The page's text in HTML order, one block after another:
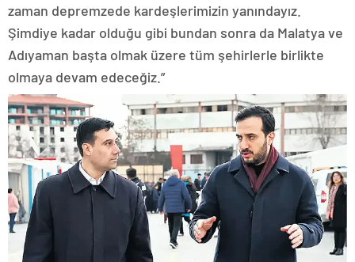
zaman depremzede kardeşlerimizin yanındayız.
Şimdiye kadar olduğu gibi bundan sonra da Malatya ve
Adıyaman başta olmak üzere tüm şehirlerle birlikte
olmaya devam edeceğiz.”